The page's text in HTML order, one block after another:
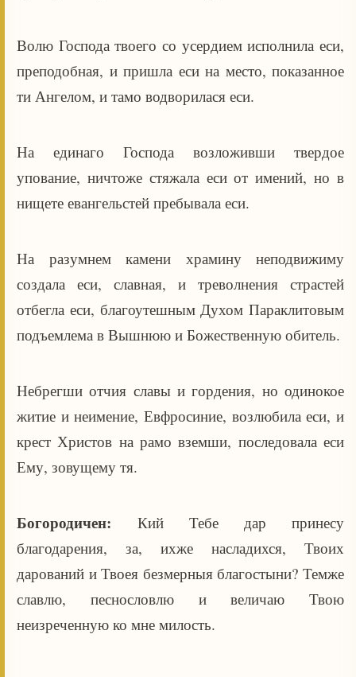
Волю Господа твоего со усердием исполнила еси,
преподобная, и пришла еси на место, показанное
ти Ангелом, и тамо водворилася еси.
На единаго Господа возложивши твердое
упование, ничтоже стяжала еси от имений, но в
нищете евангельстей пребывала еси.
На разумнем камени храмину неподвижиму
создала еси, славная, и треволнения страстей
отбегла еси, благоутешным Духом Параклитовым
подъемлема в Вышнюю и Божественную обитель.
Небрегши отчия славы и гордения, но одинокое
житие и неимение, Евфросиние, возлюбила еси, и
крест Христов на рамо вземши, последовала еси
Ему, зовущему тя.
Богородичен: Кий Тебе дар принесу
благодарения, за, ихже насладихся, Твоих
дарований и Твоея безмерныя благостыни? Темже
славлю, песнословлю и величаю Твою
неизреченную ко мне милость.